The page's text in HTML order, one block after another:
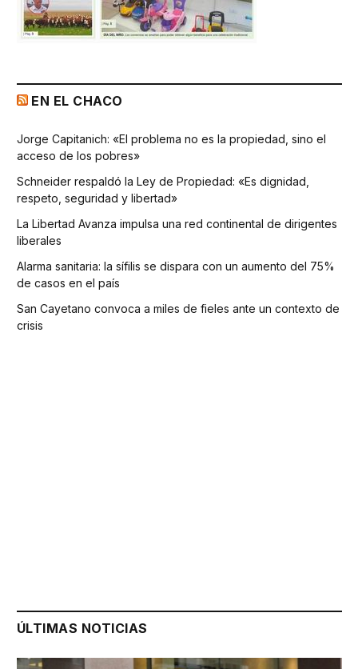
EN EL CHACO
Jorge Capitanich: «El problema no es la propiedad, sino el
acceso de los pobres»
Schneider respaldó la Ley de Propiedad: «Es dignidad,
respeto, seguridad y libertad»
La Libertad Avanza impulsa una red continental de dirigentes
liberales
Alarma sanitaria: la sífilis se dispara con un aumento del 75%
de casos en el país
San Cayetano convoca a miles de fieles ante un contexto de
crisis
ÚLTIMAS NOTICIAS